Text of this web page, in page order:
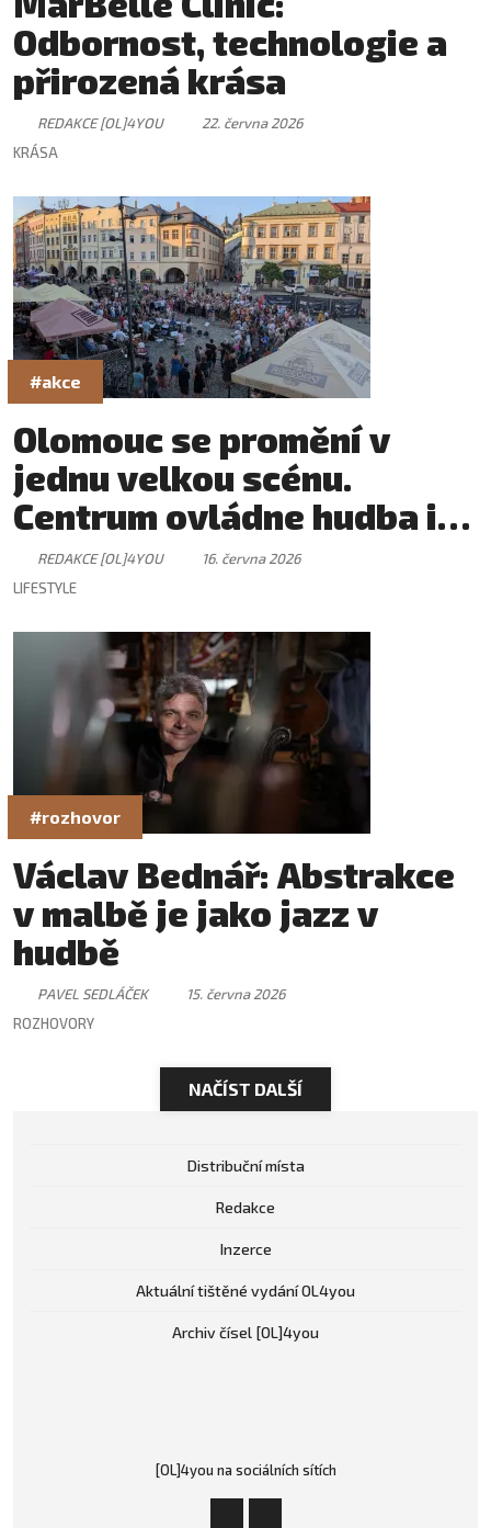
Odbornost, technologie a
přirozená krása
REDAKCE [OL]4YOU
22. června 2026
KRÁSA
#akce
Olomouc se promění v
jednu velkou scénu.
Centrum ovládne hudba i
skvělá atmosféra
REDAKCE [OL]4YOU
16. června 2026
LIFESTYLE
#rozhovor
Václav Bednář: Abstrakce
v malbě je jako jazz v
hudbě
PAVEL SEDLÁČEK
15. června 2026
ROZHOVORY
NAČÍST DALŠÍ
Distribuční místa
Redakce
Inzerce
Aktuální tištěné vydání OL4you
Archiv čísel [OL]4you
[OL]4you na sociálních sítích